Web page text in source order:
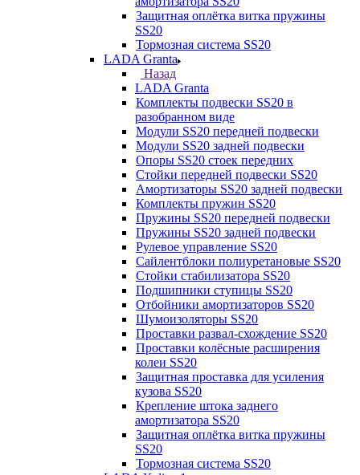
Защитная оплётка витка пружины
SS20
Тормозная система SS20
LADA Granta
Назад
LADA Granta
Комплекты подвески SS20 в
разобранном виде
Модули SS20 передней подвески
Модули SS20 задней подвески
Опоры SS20 стоек передних
Стойки передней подвески SS20
Амортизаторы SS20 задней подвески
Комплекты пружин SS20
Пружины SS20 передней подвески
Пружины SS20 задней подвески
Рулевое управление SS20
Сайлентблоки полиуретановые SS20
Стойки стабилизатора SS20
Подшипники ступицы SS20
Отбойники амортизаторов SS20
Шумоизоляторы SS20
Проставки развал-схождение SS20
Проставки колёсные расширения
колеи SS20
Защитная проставка для усиления
кузова SS20
Крепление штока заднего
амортизатора SS20
Защитная оплётка витка пружины
SS20
Тормозная система SS20